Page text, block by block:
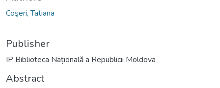
Coşeri, Tatiana
Publisher
IP Biblioteca Națională a Republicii Moldova
Abstract